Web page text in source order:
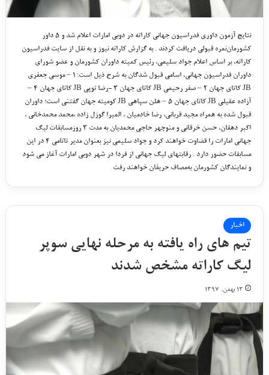
ﻧﺘﺎﯾﺞ ﺁﺯﻣﻮﻥ ﺩﺍﻭﺭﯼ ﻓﺪﺭﺍﺳﯿﻮﻥ ﺟﻬﺎﻧﯽ ﮐﺎﺭﺍﺗﻪ ﺩﺭ ﺩﻭﺑﯽ ﺍﻣﺎﺭﺍﺕ ﺍﻋﻼﻡ ﺷﺪ ﻭ ۵ ﺩﺍﻭﺭ
ﮐﺸﻮﺭﻣﺎﻥﻧﻤﺮﻩ ﻗﺒﻮﻟﯽ ﺩﺭﯾﺎﻓﺖ ﮐﺮﺩﻧﺪ . ﺑﻪ ﮔﺰﺍﺭﺵ کاراته نیوز و به نقل از ﺳﺎﯾﺖ ﻓﺪﺭﺍﺳﯿﻮﻥ
ﮐﺎﺭﺍﺗﻪ، ﺑﺮ ﺍﺳﺎﺱ ﺍﻋﻼﻡ ﺟﻮﺍﺩ ﺳﻠﯿﻤﯽ، ﺭﺋﯿﺲ ﮐﻤﯿﺘﻪ ﺩﺍﻭﺭﺍﻥ ﮐﺸﻮﺭﻣﺎﻥ ﻭ ﻋﻀﻮ ﺷﻮﺭﺍﯼ
ﺩﺍﻭﺭﺍﻥ ﻓﺪﺭﺍﺳﯿﻮﻥ ﺟﻬﺎﻧﯽ، ﺍﺳﺎﻣﯽ ﻗﺒﻮﻝ ﺷﺪﮔﺎﻥ ﺑﻪ ﺷﺮﺡ ﺫﯾﻞ ﺍﺳﺖ: ۱ – ﻣﻮﺳﯽ ﺟﻌﻔﺮﯼ
JB ﮐﺎﺗﺎﯼ ﺟﻬﺎﻥ ۲ – ﺻﻔﺮ ﺭﺣﯿﻤﯽ JB ﮐﺎﺗﺎﯼ ﺟﻬﺎﻥ ۳ -ﺭﺿﺎ ﺗﻮﭘﯽ JB ﮐﺎﺗﺎﯼ ﺟﻬﺎﻥ ۴ –
ﺁﺯﺍﺩﻩ ﻋﻘﯿﻠﯽ JB ﮐﺎﺗﺎﯼ ﺟﻬﺎﻥ ۵ – ﻫﻠﻦ ﺳﭙﺎﻫﯽ JB ﮐﻮﻣﯿﺘﻪ ﺟﻬﺎﻥ ﮔﻔﺘﻨﯽ ﺍﺳﺖ؛ ﺩﺍﻭﺭﺍﻥ
ﻗﺒﻮﻝ ﺷﺪﻩ ﺑﻪ ﻫﻤﺮﺍﻩ ﻣﺠﯿﺪ ﻗﺮﺑﺎﻧﯽ، ﺭﺿﺎ ﺧﺎﺩﻣﯿﺎﻥ ، ﺍﻟﻤﯿﺮﺍ ﮔﻮﺯﻝ ﺯﺍﺩﻩ ،ﻣﺤﻤﺪ ﻣﺤﻤﺪﺧﺎﻧﯽ ،
ﺍﮐﺒﺮ ﺩﻫﻘﺎﻥ، ﺣﺴﻦ ﺧﺮﻗﺎﻧﯽ ﻭ ﻣﻨﻮﭼﻬﺮ ﺣﺎﺟﯽ ﻣﺤﻤﺪﯾﺎﻥ ﺑﻪ ﻣﺪﺕ ۳ ﺭﻭﺯﻣﺴﺎﺑﻘﺎﺕ ﻟﯿﮓ
ﺟﻬﺎﻧﯽ ﺍﻣﺎﺭﺍﺕ ﺭﺍ ﻗﻀﺎﻭﺕ ﺧﻮﺍﻫﻨﺪ ﮐﺮﺩ ﻭ ﺟﻮﺍﺩ ﺳﻠﯿﻤﯽ ﻧﯿﺰ ﺑﻌﻨﻮﺍﻥ ﻣﺪﯾﺮ ﺗﺎﺗﺎﻣﯽ ۴ ﺩﺭ ﺍﯾﻦ
ﻣﺴﺎﺑﻘﺎﺕ ﺣﻀﻮﺭ ﺩﺍﺭﺩ . ﺭﻗﺎﺑﺘﻬﺎﯼ ﻟﯿﮓ ﺟﻬﺎﻧﯽ ﺍﺯ ﻓﺮﺩﺍ ﺩﺭ ﺷﻬﺮ ﺩﻭﺑﯽ ﺍﻣﺎﺭﺍﺕ ﺁﻏﺎﺯ ﻣﯽ ﺷﻮﺩ
ﻭ ﻧﻤﺎﯾﻨﺪﮔﺎﻥ ﮐﺸﻮﺭﻣﺎﻥ ﺑﻪﻣﺼﺎﻑ ﺣﺮﯾﻔﺎﻥ ﺧﻮﺍﻫﻨﺪ ﺭﻓﺖ
اخبار
تیم های راه یافته به مرحله نهایی سوپر
لیگ کاراته مشخص شدند
۱۳ بهمن, ۱۳۹۷